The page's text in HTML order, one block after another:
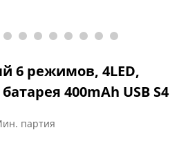
6 режимов, 4LED,
400mAh USB S4
партия